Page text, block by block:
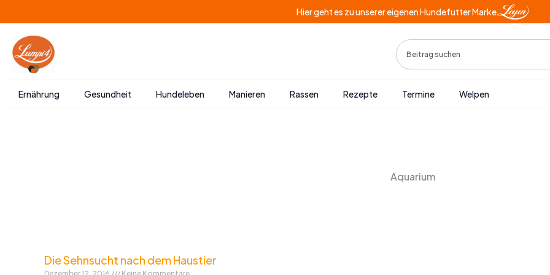
Inhalt
springen
Hier geht es zu unserer eigenen Hundefutter Marke
Search
Ernährung Gesundheit Hundeleben Manieren Rassen Rezepte Termine Welpen
Aquarium
Die Sehnsucht nach dem Haustier